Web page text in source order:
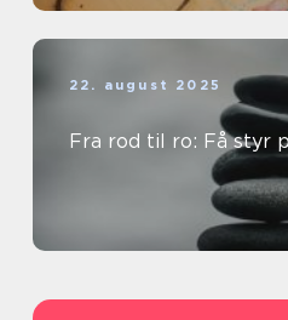
22. august 2025
Fra rod til ro: Få styr